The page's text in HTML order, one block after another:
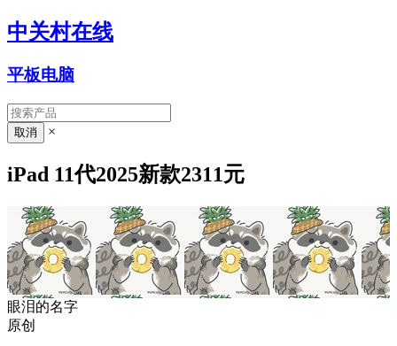
中关村在线
平板电脑
×
iPad 11代2025新款2311元
眼泪的名字
原创